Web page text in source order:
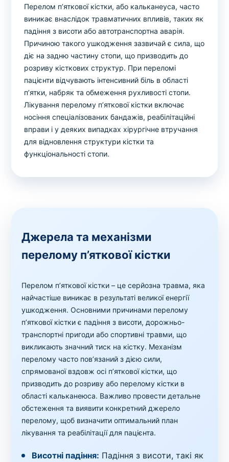
Перелом п’яткової кістки, або кальканеуса, часто
виникає внаслідок травматичних впливів, таких як
падіння з висоти або автотранспортна аварія.
Причиною такого ушкодження зазвичай є сила, що
діє на задню частину стопи, що призводить до
розриву кісткових структур. При переломі
пацієнти відчувають інтенсивний біль в області
п’ятки, набряк та обмеження рухливості стопи.
Лікування перелому п’яткової кістки включає
носіння спеціалізованих бандажів, реабілітаційні
вправи і у деяких випадках хірургічне втручання
для відновлення структури кістки та
функціональності стопи.
Джерела та механізми
перелому п’яткової кістки
Перелом п’яткової кістки – це серйозна травма, яка
найчастіше виникає в результаті великої енергії
ушкодження. Основними причинами перелому
п’яткової кістки є падіння з висоти, дорожньо-
транспортні пригоди або спортивні травми, що
викликають значний тиск на кістку. Механізм
перелому часто пов’язаний з дією сили,
спрямованої вздовж осі п’яткової кістки, що
призводить до розриву або перелому кістки в
області кальканеюса. Важливо провести детальне
обстеження та виявити конкретний джерело
перелому, щоб визначити оптимальний план
лікування та реабілітації для пацієнта.
Висотні падіння: Падіння з висоти, такі як